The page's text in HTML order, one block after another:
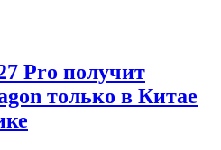
Pro получит
только в Китае